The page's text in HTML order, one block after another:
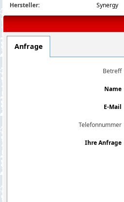
Hersteller:
Synergy
Anfrage
Betreff
Name
E-Mail
Telefonnummer
Ihre Anfrage